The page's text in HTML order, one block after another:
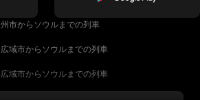
市からソウルまでの列車
域市からソウルまでの列車
域市からソウルまでの列車